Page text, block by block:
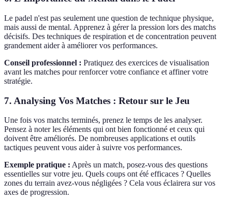
Le padel n'est pas seulement une question de technique physique,
mais aussi de mental. Apprenez à gérer la pression lors des matchs
décisifs. Des techniques de respiration et de concentration peuvent
grandement aider à améliorer vos performances.
Conseil professionnel : Pratiquez des exercices de visualisation
avant les matches pour renforcer votre confiance et affiner votre
stratégie.
7. Analysing Vos Matches : Retour sur le Jeu
Une fois vos matchs terminés, prenez le temps de les analyser.
Pensez à noter les éléments qui ont bien fonctionné et ceux qui
doivent être améliorés. De nombreuses applications et outils
tactiques peuvent vous aider à suivre vos performances.
Exemple pratique : Après un match, posez-vous des questions
essentielles sur votre jeu. Quels coups ont été efficaces ? Quelles
zones du terrain avez-vous négligées ? Cela vous éclairera sur vos
axes de progression.